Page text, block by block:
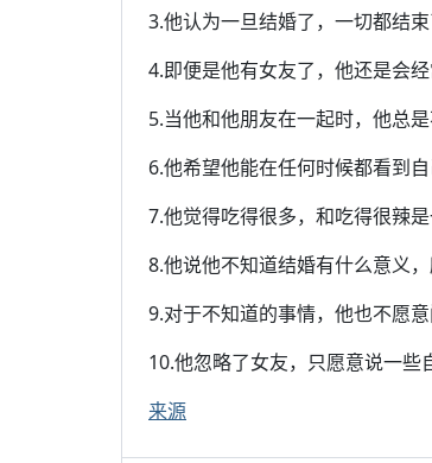
3.他认为一旦结婚了，一切都结束
4.即便是他有女友了，他还是会
5.当他和他朋友在一起时，他总是
6.他希望他能在任何时候都看到
7.他觉得吃得很多，和吃得很辣是
8.他说他不知道结婚有什么意义，
9.对于不知道的事情，他也不愿
10.他忽略了女友，只愿意说一些
来源